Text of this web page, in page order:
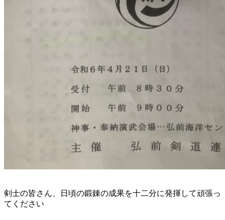
剣士の皆さん、日頃の鍛錬の成果を十二分に発揮して頑張っ
てください